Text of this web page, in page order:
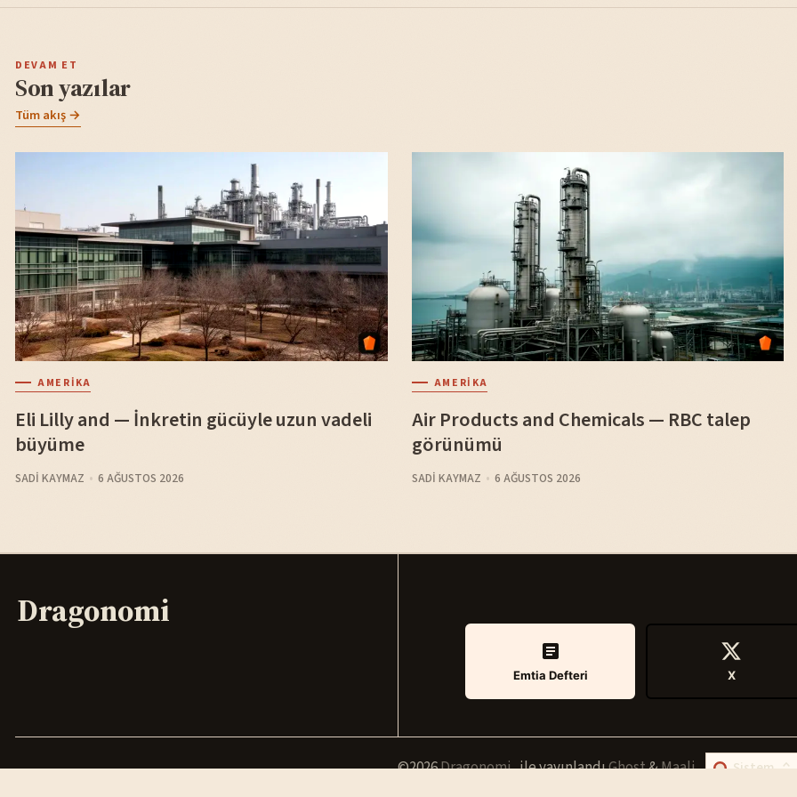
DEVAM ET
Son yazılar
Tüm akış →
AMERIKA
Eli Lilly and — İnkretin gücüyle uzun vadeli
büyüme
SADI KAYMAZ 6 AĞUSTOS 2026
AMERIKA
Air Products and Chemicals — RBC talep
görünümü
SADI KAYMAZ 6 AĞUSTOS 2026
Dragonomi
Emtia Defteri X
©2026Dragonomi.ile yayınlandıGhost&Maali.